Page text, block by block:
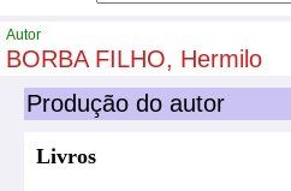
Autor
BORBA FILHO, Hermilo
Produção do autor
Livros